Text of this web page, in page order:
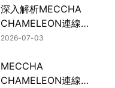
深入解析MECCHA
CHAMELEON連線延
遲過高的成因與加速
2026-07-03
MECCHA
CHAMELEON連線失